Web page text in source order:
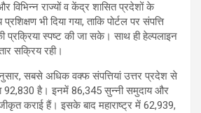
विभिन्न राज्यों व केंद्र शासित प्रदेशों के
भी दिया गया, ताकि पोर्टल पर संपत्ति
स्पष्ट की जा सके। साथ ही हेल्पलाइन
सक्रिय रही।
सबसे अधिक वक्फ संपत्तियां उत्तर प्रदेश से
92,830 है। इनमें 86,345 सुन्नी समुदाय और
कराई हैं। इसके बाद महाराष्ट्र में 62,939,